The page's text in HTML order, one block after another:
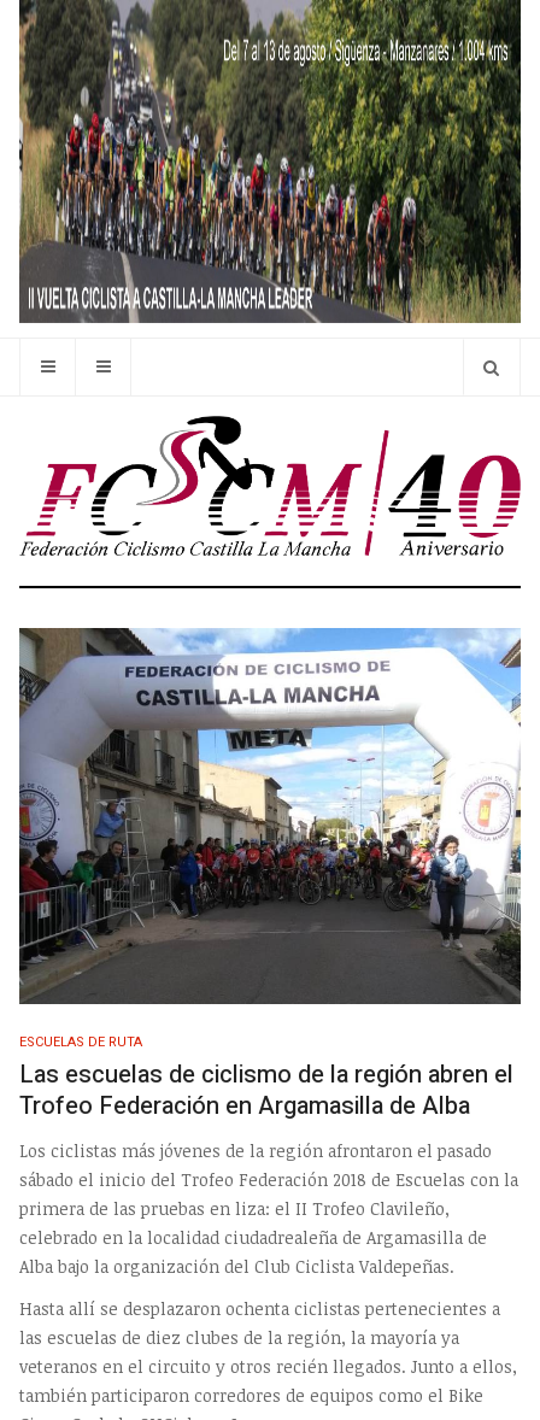
ESCUELAS DE RUTA
Las escuelas de ciclismo de la región abren el
Trofeo Federación en Argamasilla de Alba
Los ciclistas más jóvenes de la región afrontaron el pasado
sábado el inicio del Trofeo Federación 2018 de Escuelas con la
primera de las pruebas en liza: el II Trofeo Clavileño,
celebrado en la localidad ciudadrealeña de Argamasilla de
Alba bajo la organización del Club Ciclista Valdepeñas.
Hasta allí se desplazaron ochenta ciclistas pertenecientes a
las escuelas de diez clubes de la región, la mayoría ya
veteranos en el circuito y otros recién llegados. Junto a ellos,
también participaron corredores de equipos como el Bike